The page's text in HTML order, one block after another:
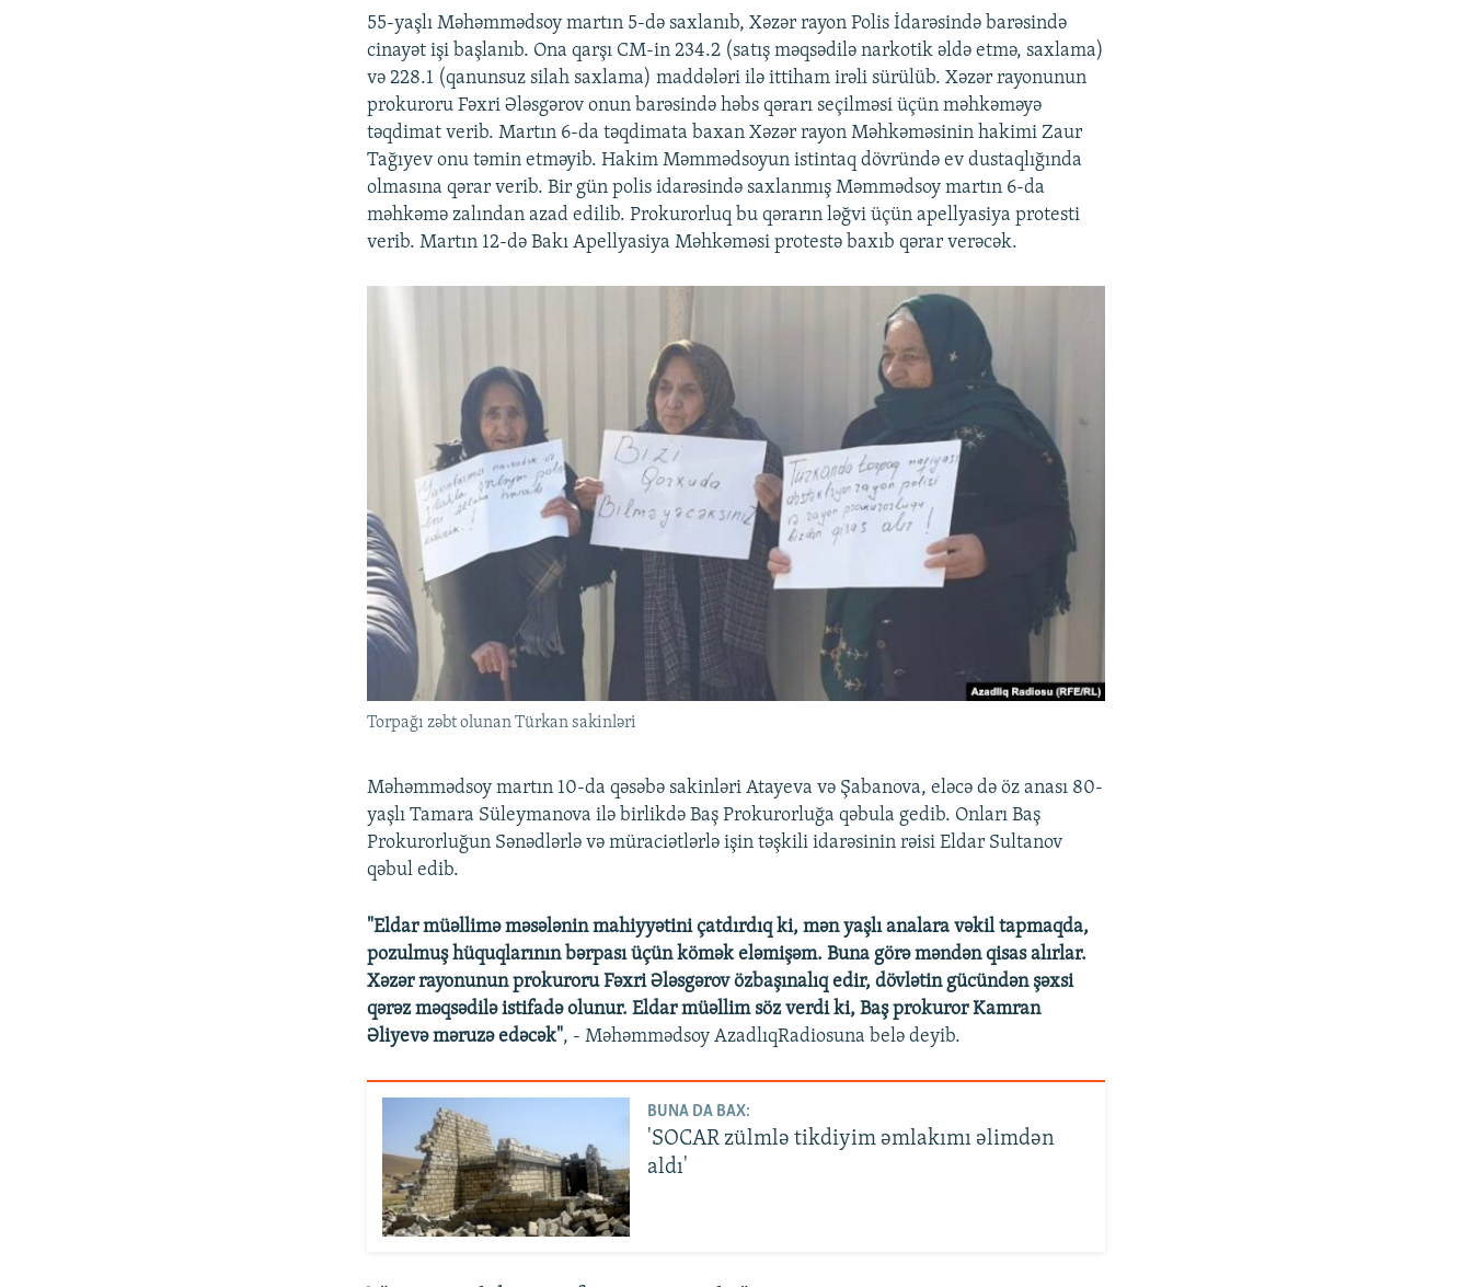
55-yaşlı Məhəmmədsoy martın 5-də saxlanıb, Xəzər rayon Polis İdarəsində barəsində
cinayət işi başlanıb. Ona qarşı CM-in 234.2 (satış məqsədilə narkotik əldə etmə, saxlama)
və 228.1 (qanunsuz silah saxlama) maddələri ilə ittiham irəli sürülüb. Xəzər rayonunun
prokuroru Fəxri Ələsgərov onun barəsində həbs qərarı seçilməsi üçün məhkəməyə
təqdimat verib. Martın 6-da təqdimata baxan Xəzər rayon Məhkəməsinin hakimi Zaur
Tağıyev onu təmin etməyib. Hakim Məmmədsoyun istintaq dövründə ev dustaqlığında
olmasına qərar verib. Bir gün polis idarəsində saxlanmış Məmmədsoy martın 6-da
məhkəmə zalından azad edilib. Prokurorluq bu qərarın ləğvi üçün apellyasiya protesti
verib. Martın 12-də Bakı Apellyasiya Məhkəməsi protestə baxıb qərar verəcək.
Torpağı zəbt olunan Türkan sakinləri
Məhəmmədsoy martın 10-da qəsəbə sakinləri Atayeva və Şabanova, eləcə də öz anası 80-
yaşlı Tamara Süleymanova ilə birlikdə Baş Prokurorluğa qəbula gedib. Onları Baş
Prokurorluğun Sənədlərlə və müraciətlərlə işin təşkili idarəsinin rəisi Eldar Sultanov
qəbul edib.
"Eldar müəllimə məsələnin mahiyyətini çatdırdıq ki, mən yaşlı analara vəkil tapmaqda,
pozulmuş hüquqlarının bərpası üçün kömək eləmişəm. Buna görə məndən qisas alırlar.
Xəzər rayonunun prokuroru Fəxri Ələsgərov özbaşınalıq edir, dövlətin gücündən şəxsi
qərəz məqsədilə istifadə olunur. Eldar müəllim söz verdi ki, Baş prokuror Kamran
Əliyevə məruzə edəcək", - Məhəmmədsoy AzadlıqRadiosuna belə deyib.
BUNA DA BAX:
'SOCAR zülmlə tikdiyim əmlakımı əlimdən
aldı'